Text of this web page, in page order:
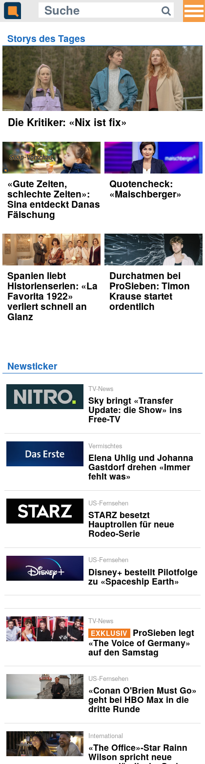
Storys des Tages
Die Kritiker: «Nix ist fix»
«Gute Zeiten,
schlechte Zeiten»:
Sina entdeckt Danas
Fälschung
Quotencheck:
«Maischberger»
Spanien liebt
Historienserien: «La
Favorita 1922»
verliert schnell an
Glanz
Durchatmen bei
ProSieben: Timon
Krause startet
ordentlich
Newsticker
TV-News
Sky bringt «Transfer
Update: die Show» ins
Free-TV
Vermischtes
Elena Uhlig und Johanna
Gastdorf drehen «Immer
fehlt was»
US-Fernsehen
STARZ besetzt
Hauptrollen für neue
Rodeo-Serie
US-Fernsehen
Disney+ bestellt Pilotfolge
zu «Spaceship Earth»
TV-News
EXKLUSIV ProSieben legt
«The Voice of Germany»
auf den Samstag
US-Fernsehen
«Conan O'Brien Must Go»
geht bei HBO Max in die
dritte Runde
International
«The Office»-Star Rainn
Wilson spricht neue